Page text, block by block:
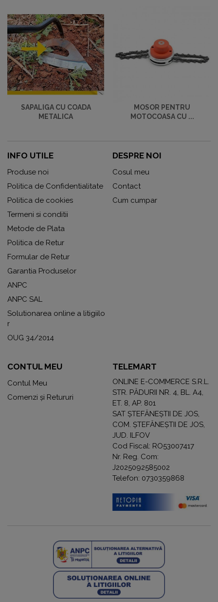
SAPALIGA CU COADA
METALICA
MOSOR PENTRU
MOTOCOASA CU ...
INFO UTILE
Produse noi
Politica de Confidentialitate
Politica de cookies
Termeni si conditii
Metode de Plata
Politica de Retur
Formular de Retur
Garantia Produselor
ANPC
ANPC SAL
Solutionarea online a litigiilo
r
OUG 34/2014
DESPRE NOI
Cosul meu
Contact
Cum cumpar
CONTUL MEU
Contul Meu
Comenzi și Retururi
TELEMART
ONLINE E-COMMERCE S.R.L.
STR. PĂDURII NR. 4, BL. A4,
ET. 8, AP. 801
SAT ȘTEFĂNEȘTII DE JOS,
COM. ȘTEFĂNEȘTII DE JOS,
JUD. ILFOV
Cod Fiscal: RO53007417
Nr. Reg. Com:
J2025092585002
Telefon: 0730359868